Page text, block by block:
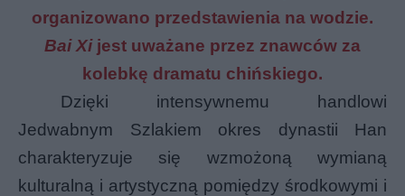
organizowano przedstawienia na wodzie.
Bai Xijest uważane przez znawców za
kolebkę dramatu chińskiego.
Dzięki intensywnemu handlowi
Jedwabnym Szlakiem okres dynastii Han
charakteryzuje się wzmożoną wymianą
kulturalną i artystyczną pomiędzy środkowymi i